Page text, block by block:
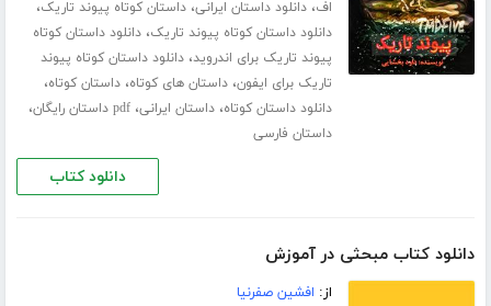
اف،دانلود داستان ایرانی،داستان کوتاه پیوند تاریک،
دانلود داستان کوتاه پیوند تاریک،دانلود داستان کوتاه
پیوند تاریک برای اندروید،دانلود داستان کوتاه پیوند
تاریک برای ایفون،داستان های کوتاه،داستان کوتاه،
دانلود داستان کوتاه،داستان ایرانی،pdf داستان رایگان ،
داستان فارسی
دانلود کتاب
دانلود کتاب مبحثی در آموزش
از: افشین صفرنیا